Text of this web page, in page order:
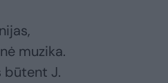
muzika.
būtent J.